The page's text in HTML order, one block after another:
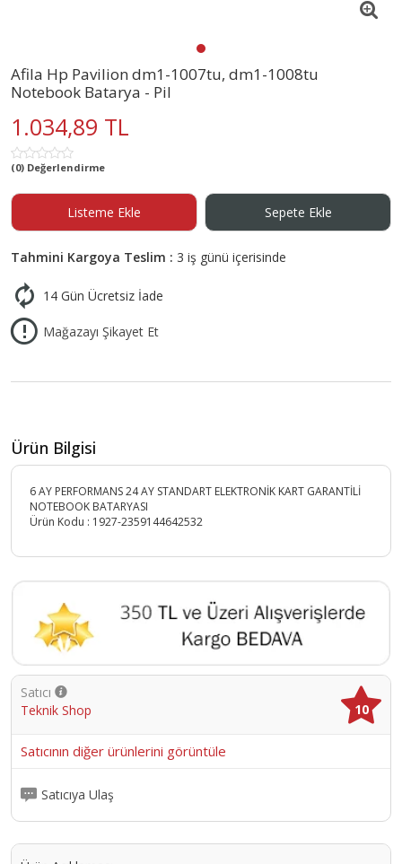
Afila Hp Pavilion dm1-1007tu, dm1-1008tu
Notebook Batarya - Pil
1.034,89 TL
(0) Değerlendirme
Listeme Ekle Sepete Ekle
Tahmini Kargoya Teslim : 3 iş günü içerisinde
14 Gün Ücretsiz İade
Mağazayı Şikayet Et
Ürün Bilgisi
6 AY PERFORMANS 24 AY STANDART ELEKTRONİK KART GARANTİLİ
NOTEBOOK BATARYASI
Ürün Kodu : 1927-2359144642532
Satıcı
Teknik Shop
10
Satıcının diğer ürünlerini görüntüle
Satıcıya Ulaş